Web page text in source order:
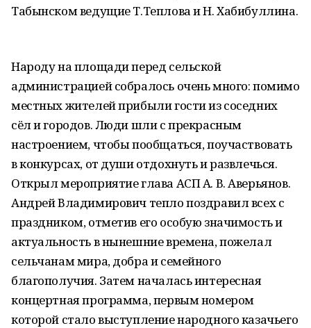
Табынском ведущие Т.Теплова и Н. Хабибуллина.
Народу на площади перед сельской
администрацией собралось очень много: помимо
местных жителей прибыли гости из соседних
сёл и городов. Люди шли с прекрасным
настроением, чтобы пообщаться, поучаствовать
в конкурсах, от души отдохнуть и развлечься.
Открыл мероприятие глава АСП А. В. Аверьянов.
Андрей Владимирович тепло поздравил всех с
праздником, отметив его особую значимость и
актуальность в нынешние времена, пожелал
сельчанам мира, добра и семейного
благополучия. Затем началась интересная
концертная программа, первым номером
которой стало выступление народного казачьего